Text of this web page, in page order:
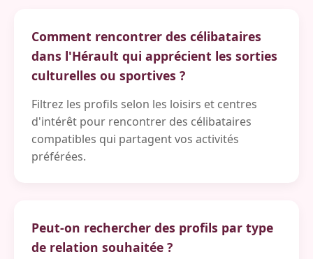
Comment rencontrer des célibataires
dans l'Hérault qui apprécient les sorties
culturelles ou sportives ?
Filtrez les profils selon les loisirs et centres
d'intérêt pour rencontrer des célibataires
compatibles qui partagent vos activités
préférées.
Peut-on rechercher des profils par type
de relation souhaitée ?